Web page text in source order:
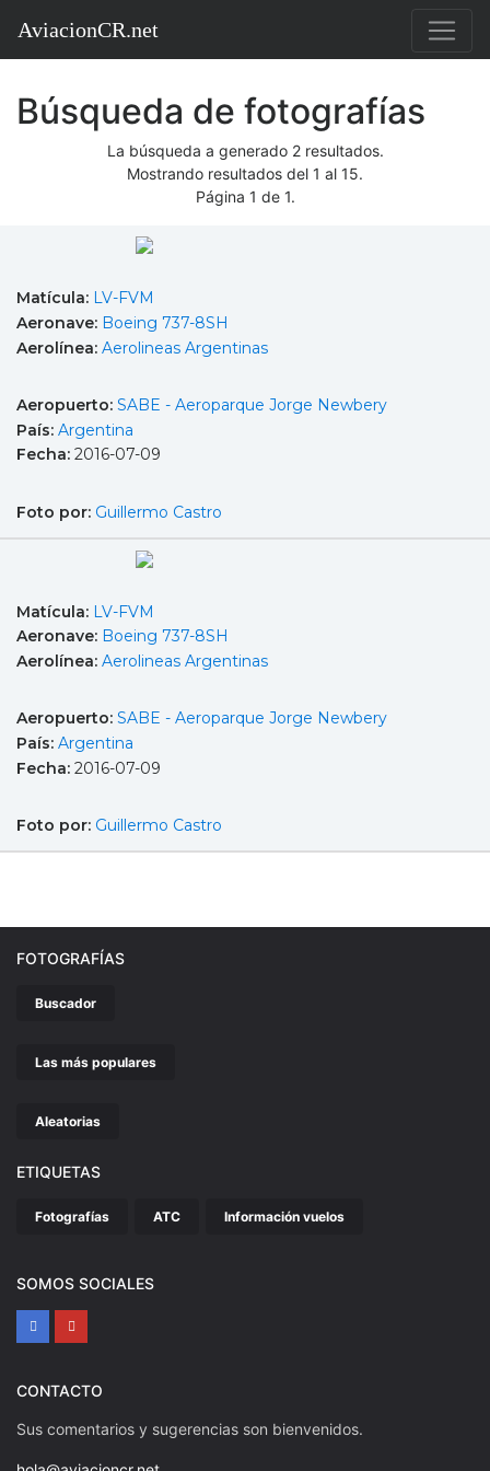
AviacionCR.net
Búsqueda de fotografías
La búsqueda a generado 2 resultados.
Mostrando resultados del 1 al 15.
Página 1 de 1.
Matícula: LV-FVM
Aeronave: Boeing 737-8SH
Aerolínea: Aerolineas Argentinas
Aeropuerto: SABE - Aeroparque Jorge Newbery
País: Argentina
Fecha: 2016-07-09
Foto por: Guillermo Castro
Matícula: LV-FVM
Aeronave: Boeing 737-8SH
Aerolínea: Aerolineas Argentinas
Aeropuerto: SABE - Aeroparque Jorge Newbery
País: Argentina
Fecha: 2016-07-09
Foto por: Guillermo Castro
FOTOGRAFÍAS
Buscador
Las más populares
Aleatorias
ETIQUETAS
Fotografías ATC Información vuelos
SOMOS SOCIALES
CONTACTO
Sus comentarios y sugerencias son bienvenidos.